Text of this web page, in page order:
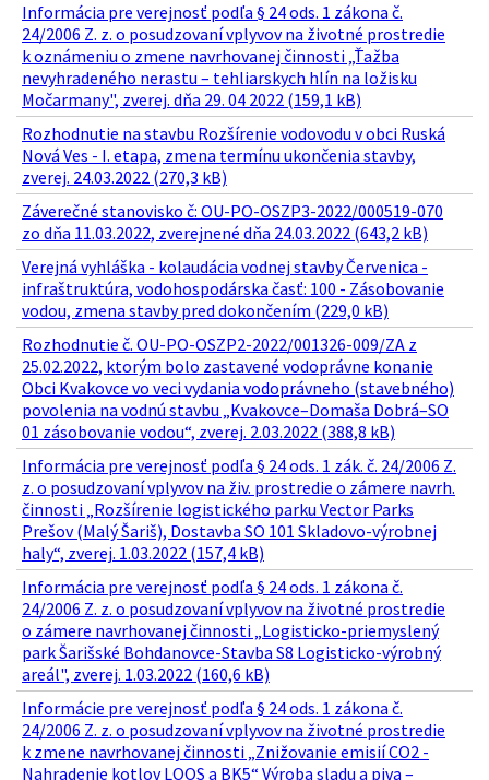
Informácia pre verejnosť podľa § 24 ods. 1 zákona č.
24/2006 Z. z. o posudzovaní vplyvov na životné prostredie
k oznámeniu o zmene navrhovanej činnosti „Ťažba
nevyhradeného nerastu – tehliarskych hlín na ložisku
Močarmany", zverej. dňa 29. 04 2022 (159,1 kB)
Rozhodnutie na stavbu Rozšírenie vodovodu v obci Ruská
Nová Ves - I. etapa, zmena termínu ukončenia stavby,
zverej. 24.03.2022 (270,3 kB)
Záverečné stanovisko č: OU-PO-OSZP3-2022/000519-070
zo dňa 11.03.2022, zverejnené dňa 24.03.2022 (643,2 kB)
Verejná vyhláška - kolaudácia vodnej stavby Červenica -
infraštruktúra, vodohospodárska časť: 100 - Zásobovanie
vodou, zmena stavby pred dokončením (229,0 kB)
Rozhodnutie č. OU-PO-OSZP2-2022/001326-009/ZA z
25.02.2022, ktorým bolo zastavené vodoprávne konanie
Obci Kvakovce vo veci vydania vodoprávneho (stavebného)
povolenia na vodnú stavbu „Kvakovce–Domaša Dobrá–SO
01 zásobovanie vodou“, zverej. 2.03.2022 (388,8 kB)
Informácia pre verejnosť podľa § 24 ods. 1 zák. č. 24/2006 Z.
z. o posudzovaní vplyvov na živ. prostredie o zámere navrh.
činnosti „Rozšírenie logistického parku Vector Parks
Prešov (Malý Šariš), Dostavba SO 101 Skladovo-výrobnej
haly“, zverej. 1.03.2022 (157,4 kB)
Informácia pre verejnosť podľa § 24 ods. 1 zákona č.
24/2006 Z. z. o posudzovaní vplyvov na životné prostredie
o zámere navrhovanej činnosti „Logisticko-priemyslený
park Šarišské Bohdanovce-Stavba S8 Logisticko-výrobný
areál", zverej. 1.03.2022 (160,6 kB)
Informácie pre verejnosť podľa § 24 ods. 1 zákona č.
24/2006 Z. z. o posudzovaní vplyvov na životné prostredie
k zmene navrhovanej činnosti „Znižovanie emisií CO2 -
Nahradenie kotlov LOOS a BK5“ Výroba sladu a piva –